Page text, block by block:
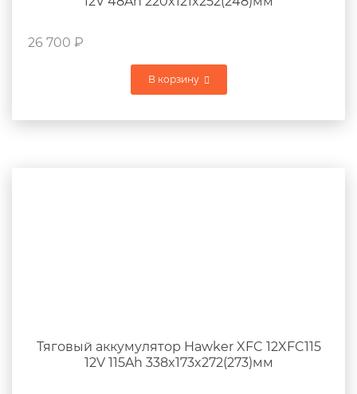
26 700 ₽
В корзину
Тяговый аккумулятор Hawker XFC 12XFC115
12V 115Ah 338x173x272(273)мм